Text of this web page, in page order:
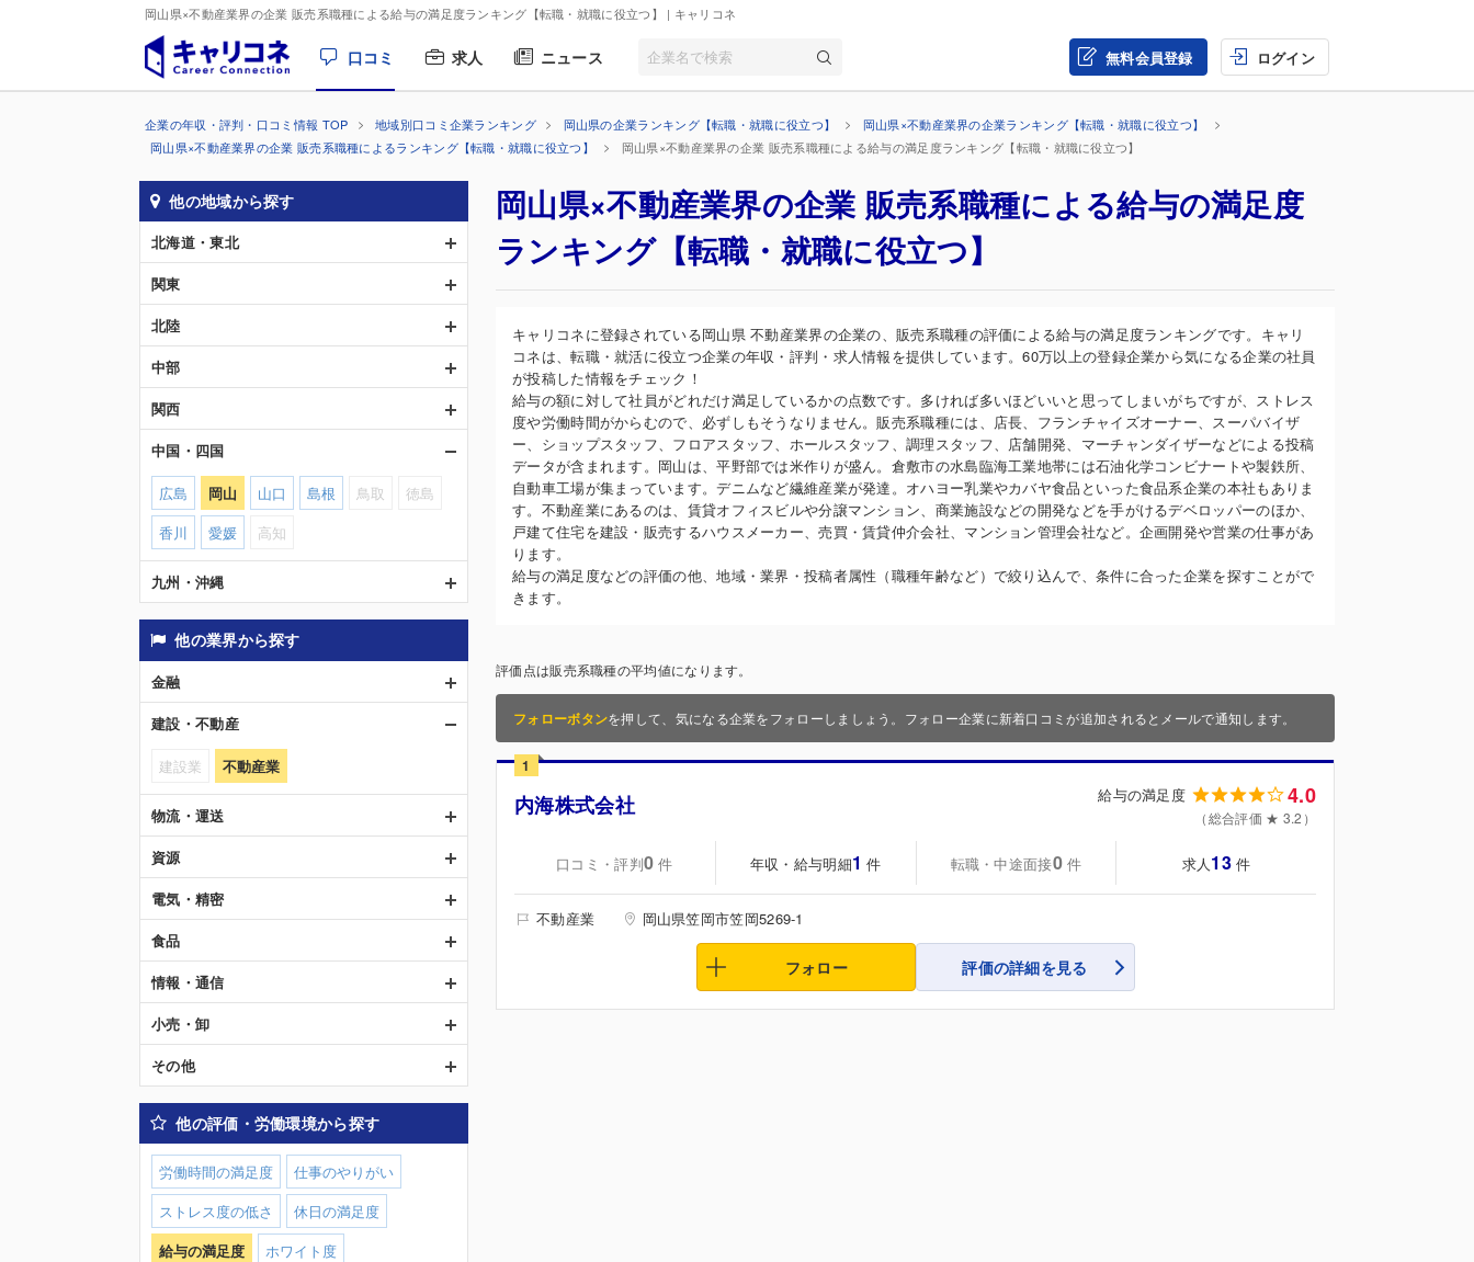
岡山県×不動産業界の企業 販売系職種による給与の満足度ランキング【転職・就職に役立つ】 | キャリコネ
口コミ 求人 ニュース 無料会員登録 ログイン
企業の年収・評判・口コミ情報 TOP 地域別口コミ企業ランキング 岡山県の企業ランキング【転職・就職に役立つ】
岡山県×不動産業界の企業ランキング【転職・就職に役立つ】
岡山県×不動産業界の企業 販売系職種によるランキング【転職・就職に役立つ】
岡山県×不動産業界の企業 販売系職種による給与の満足度ランキング【転職・就職に役立つ】
岡山県×不動産業界の企業 販売系職種による給与の満足度
ランキング【転職・就職に役立つ】
キャリコネに登録されている岡山県 不動産業界の企業の、販売系職種の評価による給与の満足度ランキングです。キャリ
コネは、転職・就活に役立つ企業の年収・評判・求人情報を提供しています。60万以上の登録企業から気になる企業の社員
が投稿した情報をチェック！
給与の額に対して社員がどれだけ満足しているかの点数です。多ければ多いほどいいと思ってしまいがちですが、ストレス
度や労働時間がからむので、必ずしもそうなりません。販売系職種には、店長、フランチャイズオーナー、スーパバイザ
ー、ショップスタッフ、フロアスタッフ、ホールスタッフ、調理スタッフ、店舗開発、マーチャンダイザーなどによる投稿
データが含まれます。岡山は、平野部では米作りが盛ん。倉敷市の水島臨海工業地帯には石油化学コンビナートや製鉄所、
自動車工場が集まっています。デニムなど繊維産業が発達。オハヨー乳業やカバヤ食品といった食品系企業の本社もありま
す。不動産業にあるのは、賃貸オフィスビルや分譲マンション、商業施設などの開発などを手がけるデベロッパーのほか、
戸建て住宅を建設・販売するハウスメーカー、売買・賃貸仲介会社、マンション管理会社など。企画開発や営業の仕事があ
ります。
給与の満足度などの評価の他、地域・業界・投稿者属性（職種年齢など）で絞り込んで、条件に合った企業を探すことがで
きます。
評価点は販売系職種の平均値になります。
フォローボタンを押して、気になる企業をフォローしましょう。フォロー企業に新着口コミが追加されるとメールで通知します。
1
内海株式会社 給与の満足度 4.0
（総合評価 ★ 3.2）
口コミ・評判0 件 年収・給与明細1 件 転職・中途面接0 件 求人 13 件
不動産業 岡山県笠岡市笠岡5269-1
フォロー 評価の詳細を見る
他の地域から探す
北海道・東北
関東
北陸
中部
関西
中国・四国
広島 岡山 山口 島根 鳥取
徳島
香川
愛媛 高知
九州・沖縄
他の業界から探す
金融
建設・不動産
建設業 不動産業
物流・運送
資源
電気・精密
食品
情報・通信
小売・卸
その他
他の評価・労働環境から探す
労働時間の満足度
仕事のやりがい
ストレス度の低さ
休日の満足度
給与の満足度
ホワイト度